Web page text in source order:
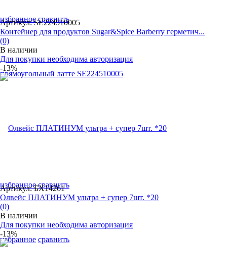
избранное сравнить
избранное сравнить
Артикул: SE224510005
Контейнер для продуктов Sugar&Spice Barberry герметич...
(0)
В наличии
Для покупки необходима авторизация
-13%
избранное сравнить
Артикул: БХ14261
Олвейс ПЛАТИНУМ ультра + супер 7шт. *20
(0)
В наличии
Для покупки необходима авторизация
-13%